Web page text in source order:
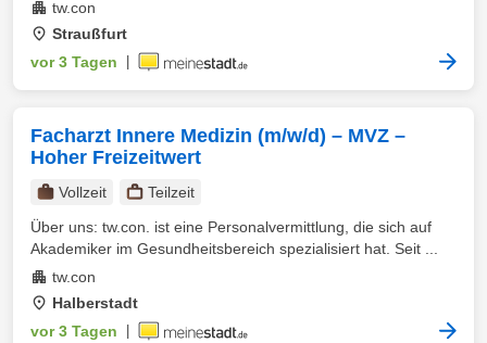
tw.con
Straußfurt
vor 3 Tagen
Facharzt Innere Medizin (m/w/d) – MVZ –
Hoher Freizeitwert
Vollzeit
Teilzeit
Über uns: tw.con. ist eine Personalvermittlung, die sich auf
Akademiker im Gesundheitsbereich spezialisiert hat. Seit ...
tw.con
Halberstadt
vor 3 Tagen